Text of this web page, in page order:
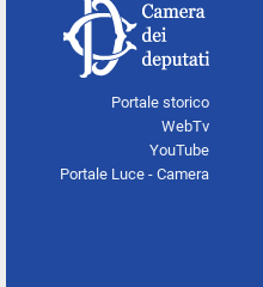
Portale storico
WebTv
YouTube
Portale Luce - Camera